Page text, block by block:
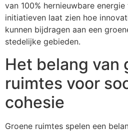
van 100% hernieuwbare
initiatieven laat zien hoe
kunnen bijdragen aan een
stedelijke gebieden.
Het belang van
ruimtes voor
cohesie
Groene ruimtes spelen een